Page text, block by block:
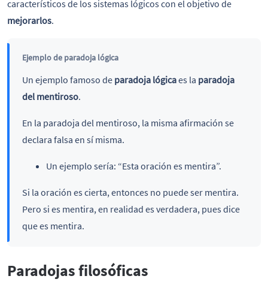
característicos de los sistemas lógicos con el objetivo de
mejorarlos.
Ejemplo de paradoja lógica
Un ejemplo famoso de paradoja lógicaes la paradoja
del mentiroso.
En la paradoja del mentiroso, la misma afirmación se
declara falsa en sí misma.
Un ejemplo sería: “Esta oración es mentira”.
Si la oración es cierta, entonces no puede ser mentira.
Pero si es mentira, en realidad es verdadera, pues dice
que es mentira.
Paradojas filosóficas